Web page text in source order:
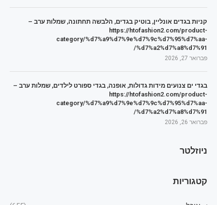
קניות בגדים אונליין, בוטיק בגדים, הלבשה תחתונה, שמלות ערב –
https://htofashion2.com/product-
category/%d7%a9%d7%9e%d7%9c%d7%95%d7%aa-
%d7%a2%d7%a8%d7%91/
פברואר 27, 2026
בגדי ים צנועים מידות גדולות, אופנה, בגדי ספורט לילדים, שמלות ערב –
https://htofashion2.com/product-
category/%d7%a9%d7%9e%d7%9c%d7%95%d7%aa-
%d7%a2%d7%a8%d7%91/
פברואר 26, 2026
ניוזלטר
קטגוריות